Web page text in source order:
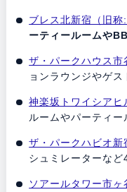
ブレス北新宿（旧称
ーティールームや
ザ・パークハウス市
ョンラウンジやゲ
神楽坂トワイシアヒ
ルームやパーティ
ザ・パークハビオ新
シュミレーターなど
ソアールタワー市ヶ